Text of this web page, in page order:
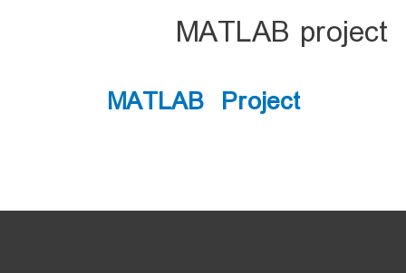
MATLAB project
MATLAB Project